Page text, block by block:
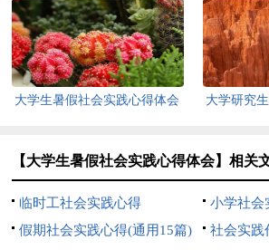
篇
大学生暑假社会实践心得体会
大学研究
【大学生暑假社会实践心得体会】相关
临时工社会实践心得
小学社会
假期社会实践心得(通用15篇)
社会实践